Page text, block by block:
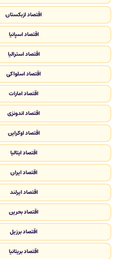
اقتصاد ازبکستان
اقتصاد اسپانیا
اقتصاد استرالیا
اقتصاد اسلواکی
اقتصاد امارات
اقتصاد اندونزی
اقتصاد اوکراین
اقتصاد ایتالیا
اقتصاد ایران
اقتصاد ایرلند
اقتصاد بحرین
اقتصاد برزیل
اقتصاد بریتانیا